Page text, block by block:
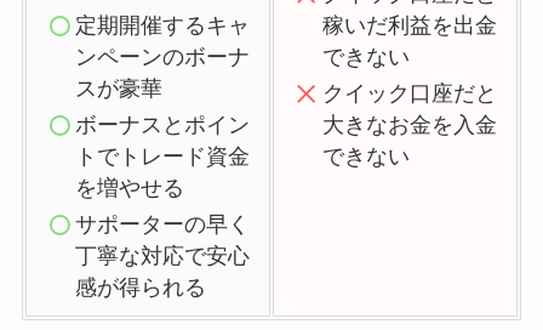
定期開催するキャ
ンペーンのボーナ
スが豪華
ボーナスとポイン
トでトレード資金
を増やせる
サポーターの早く
丁寧な対応で安心
感が得られる
稼いだ利益を出金
できない
クイック口座だと
大きなお金を入金
できない